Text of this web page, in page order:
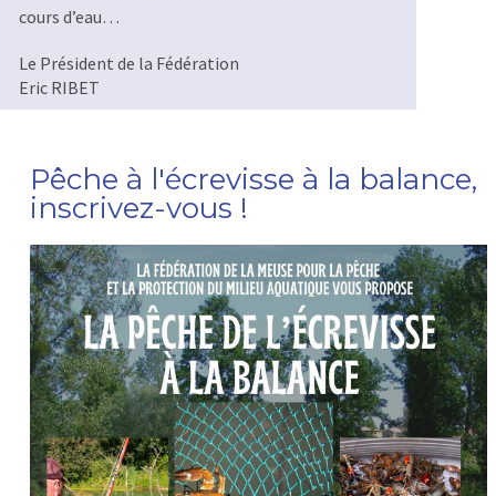
un tronçon du Loison...
cours d’eau…
Le Président de la Fédération
Eric RIBET
Pêche à l'écrevisse à la balance,
inscrivez-vous !